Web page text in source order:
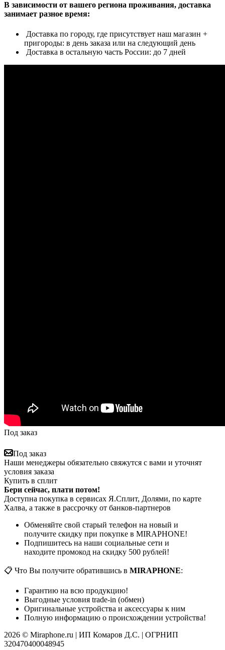
В зависимости от вашего региона проживания, доставка
занимает разное время:
Доставка по городу, где присутствует наш магазин +
пригороды: в день заказа или на следующий день
Доставка в остальную часть России: до 7 дней
Под заказ
Под заказ
Наши менеджеры обязательно свяжутся с вами и уточнят
условия заказа
Купить в сплит
Бери сейчас, плати потом!
Доступна покупка в сервисах Я.Сплит, Долями, по карте
Халва, а также в рассрочку от банков-партнеров
Обменяйте свой старый телефон на новый и
получите скидку при покупке в MIRAPHONE!
Подпишитесь на наши социальные сети и
находите промокод на скидку 500 рублей!
📋 Что Вы получите обратившись в MIRAPHONE:
Гарантию на всю продукцию!
Выгодные условия trade-in (обмен)
Оригинальные устройства и аксессуары к ним
Полную информацию о происхождении устройства!
2026 © Miraphone.ru | ИП Комаров Д.С. | ОГРНИП
320470400048945